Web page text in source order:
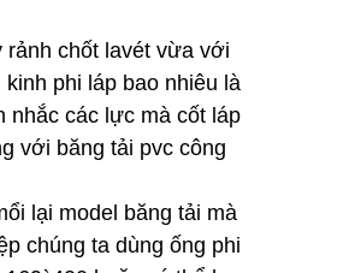
rảnh chốt lavét vừa với
phi láp bao nhiêu là
nhắc các lực mà cốt láp
với băng tải pvc công
lại model băng tải mà
chúng ta dùng ống phi